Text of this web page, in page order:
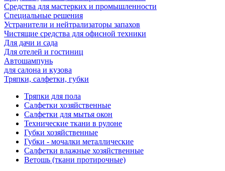
Средства для мастерких и промышленности
Специальные решения
Устранители и нейтрализаторы запахов
Чистящие средства для офисной техники
Для дачи и сада
Для отелей и гостиниц
Автошампунь
для салона и кузова
Тряпки, салфетки, губки
Тряпки для пола
Салфетки хозяйственные
Салфетки для мытья окон
Технические ткани в рулоне
Губки хозяйственные
Губки - мочалки металлические
Салфетки влажные хозяйственные
Ветошь (ткани протирочные)